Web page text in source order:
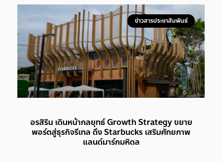
ข่าวสารประชาสัมพันธ์
อรสิริน เดินหน้ากลยุทธ์ Growth Strategy ขยาย
พอร์ตสู่ธุรกิจรีเทล ดึง Starbucks เสริมศักยภาพ
แลนด์มาร์กมหิดล